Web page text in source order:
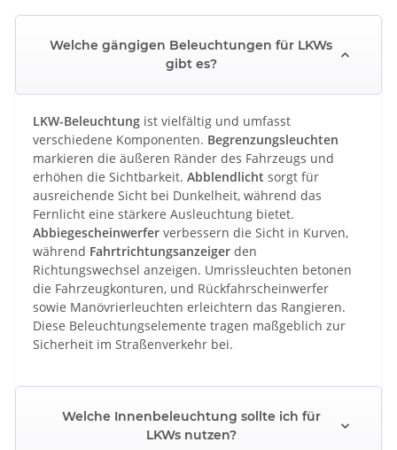
Welche gängigen Beleuchtungen für LKWs
gibt es?
LKW-Beleuchtung ist vielfältig und umfasst
verschiedene Komponenten. Begrenzungsleuchten
markieren die äußeren Ränder des Fahrzeugs und
erhöhen die Sichtbarkeit. Abblendlicht sorgt für
ausreichende Sicht bei Dunkelheit, während das
Fernlicht eine stärkere Ausleuchtung bietet.
Abbiegescheinwerfer verbessern die Sicht in Kurven,
während Fahrtrichtungsanzeiger den
Richtungswechsel anzeigen. Umrissleuchten betonen
die Fahrzeugkonturen, und Rückfahrscheinwerfer
sowie Manövrierleuchten erleichtern das Rangieren.
Diese Beleuchtungselemente tragen maßgeblich zur
Sicherheit im Straßenverkehr bei.
Welche Innenbeleuchtung sollte ich für
LKWs nutzen?